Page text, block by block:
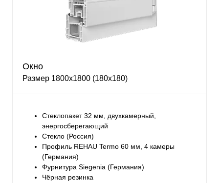
Окно
Размер 1800х1800 (180х180)
Стеклопакет 32 мм, двухкамерный,
энергосберегающий
Стекло (Россия)
Профиль REHAU Termo 60 мм, 4 камеры
(Германия)
Фурнитура Siegenia (Германия)
Чёрная резинка